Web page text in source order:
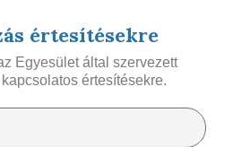
értesítésekre
Egyesület által szervezett
értesítésekre.